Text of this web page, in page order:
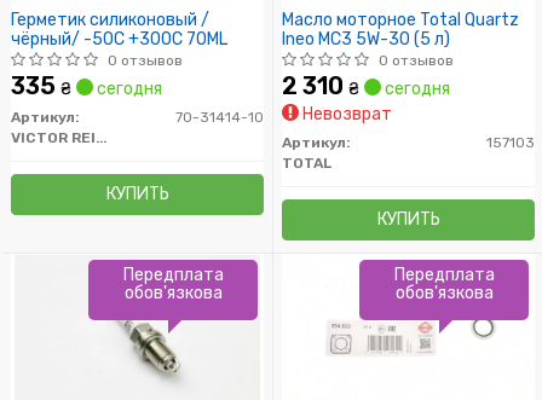
Герметик силиконовый /
чёрный/ -50C +300C 70ML
0 отзывов
335 ₴ сегодня
Артикул:
70-31414-10
VICTOR REINZ
КУПИТЬ
Масло моторное Total Quartz
Ineo MC3 5W-30 (5 л)
0 отзывов
2 310 ₴
сегодня
Невозврат
Артикул:
157103
TOTAL
КУПИТЬ
Передплата
обов'язкова
Передплата
обов'язкова